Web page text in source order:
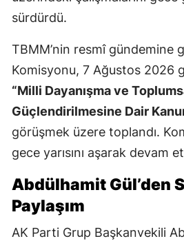
sürdürdü.
TBMM’nin resmî gündemine
Komisyonu, 7 Ağustos 2026
“Milli Dayanışma ve
Güçlendirilmesine Dair
görüşmek üzere toplandı.
gece yarısını aşarak devam
Abdülhamit Gül’den
Paylaşım
AK Parti Grup Başkanvekili